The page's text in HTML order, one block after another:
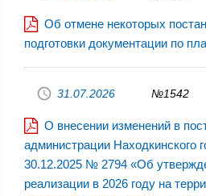
Об отмене некоторых
подготовки документации по
31.07.2026 №1542
О внесении изменений в
администрации Находкинского
30.12.2025 № 2794 «Об
реализации в 2026 году на